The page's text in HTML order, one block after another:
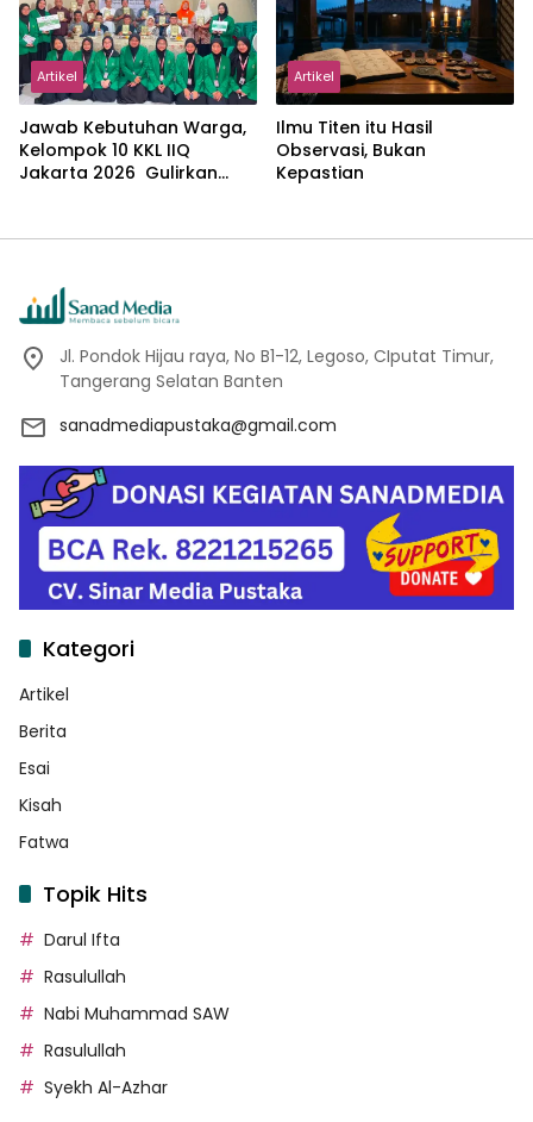
Artikel
Jawab Kebutuhan Warga,
Kelompok 10 KKL IIQ
Jakarta 2026 Gulirkan
Artikel
Ilmu Titen itu Hasil
Observasi, Bukan
Kepastian
Jl. Pondok Hijau raya, No B1-12, Legoso, CIputat Timur,
Tangerang Selatan Banten
sanadmediapustaka@gmail.com
Kategori
Artikel
Berita
Esai
Kisah
Fatwa
Topik Hits
Darul Ifta
Rasulullah
Nabi Muhammad SAW
Rasulullah
Syekh Al-Azhar